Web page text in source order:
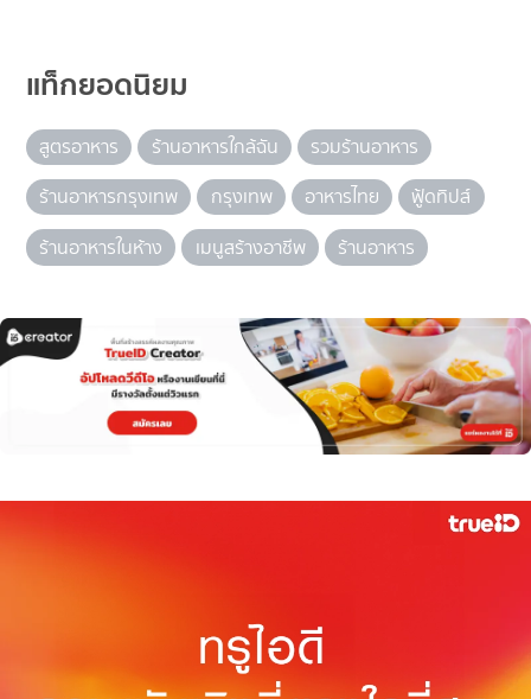
แท็กยอดนิยม
สูตรอาหาร ร้านอาหารใกล้ฉัน
รวมร้านอาหาร
ร้านอาหารกรุงเทพ
กรุงเทพ อาหารไทย
ฟู้ดทิปส์
ร้านอาหารในห้าง
เมนูสร้างอาชีพ ร้านอาหาร